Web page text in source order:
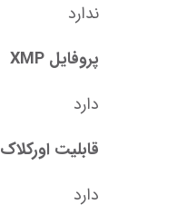
ندارد
پروفایل XMP
دارد
قابلیت اورکلاک
دارد